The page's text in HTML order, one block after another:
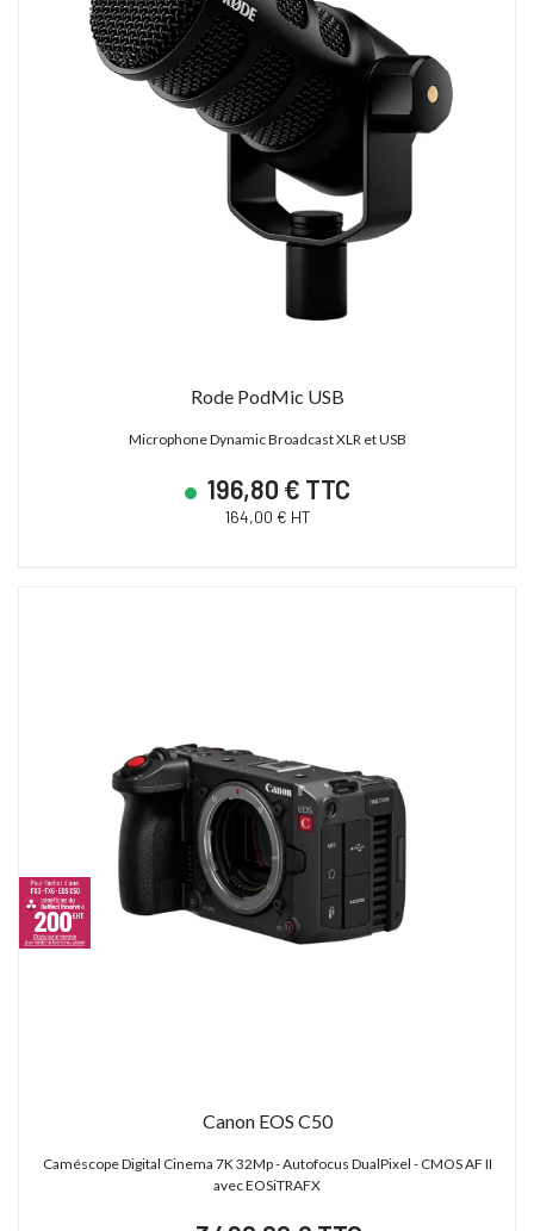
Rode PodMic USB
Microphone Dynamic Broadcast XLR et USB
196,80 € TTC
164,00 € HT
Canon EOS C50
Caméscope Digital Cinema 7K 32Mp - Autofocus DualPixel - CMOS AF II
avec EOSiTRAFX